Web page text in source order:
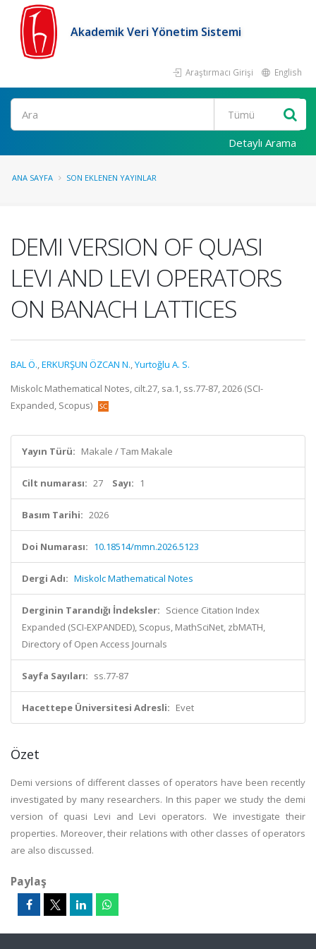
Akademik Veri Yönetim Sistemi
Araştırmacı Girişi English
Ara
Detaylı Arama
ANA SAYFA SON EKLENEN YAYINLAR
DEMI VERSION OF QUASI
LEVI AND LEVI OPERATORS
ON BANACH LATTICES
BAL Ö.,ERKURŞUN ÖZCAN N.,Yurtoğlu A. S.
Miskolc Mathematical Notes, cilt.27, sa.1, ss.77-87, 2026 (SCI-
Expanded, Scopus)
Yayın Türü: Makale / Tam Makale
Cilt numarası: 27 Sayı: 1
Basım Tarihi: 2026
Doi Numarası: 10.18514/mmn.2026.5123
Dergi Adı: Miskolc Mathematical Notes
Derginin Tarandığı İndeksler: Science Citation Index
Expanded (SCI-EXPANDED), Scopus, MathSciNet, zbMATH,
Directory of Open Access Journals
Sayfa Sayıları: ss.77-87
Hacettepe Üniversitesi Adresli: Evet
Özet
Demi versions of different classes of operators have been recently
investigated by many researchers. In this paper we study the demi
version of quasi Levi and Levi operators. We investigate their
properties. Moreover, their relations with other classes of operators
are also discussed.
Paylaş